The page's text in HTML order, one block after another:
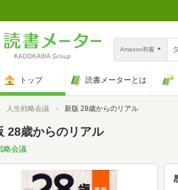
Amazon和書
トップ 読書メーターとは
プ人生戦略会議 新版 28歳からのリアル
28歳からのリアル
略会議